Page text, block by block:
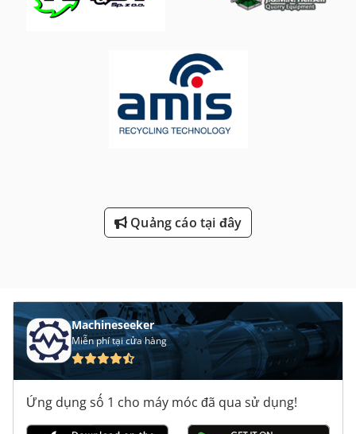
Quảng cáo tại đây
Machineseeker
Miễn phí tại cửa hàng
Ứng dụng số 1 cho máy móc đã qua sử dụng!